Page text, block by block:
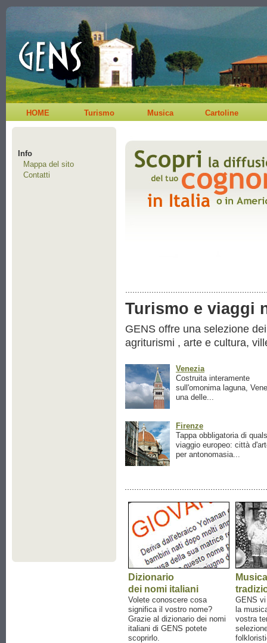
HOME Turismo Musica Cartoline
Info
Mappa del sito
Contatti
Turismo e viaggi
GENS offre una selezione
agriturismi , arte e cultura,
Venezia
Costruita interamente
sull'omonima laguna,
una delle...
Firenze
Tappa obbligatoria di
viaggio europeo: città
per antonomasia...
Dizionario
dei nomi italiani
Volete conoscere cosa
significa il vostro nome?
Grazie al dizionario dei nomi
italiani di GENS potete
scoprirlo.
Musica
GENS
la
vostra